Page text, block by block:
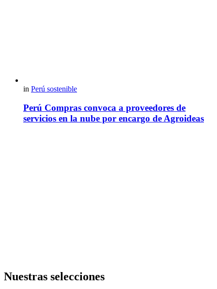
in Perú sostenible
Perú Compras convoca a proveedores de
servicios en la nube por encargo de Agroideas
Nuestras selecciones